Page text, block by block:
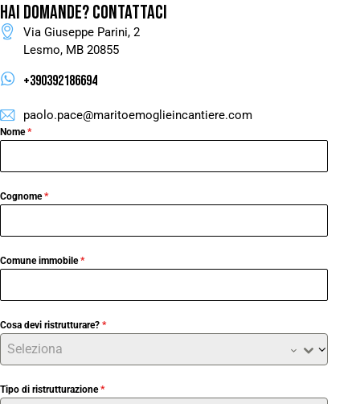
HAI DOMANDE?CONTATTACI
Via Giuseppe Parini, 2
Lesmo, MB 20855
+390392186694
paolo.pace@maritoemoglieincantiere.com
Nome*
Cognome*
Comune immobile*
Cosa devi ristrutturare? *
Seleziona
Tipo di ristrutturazione*